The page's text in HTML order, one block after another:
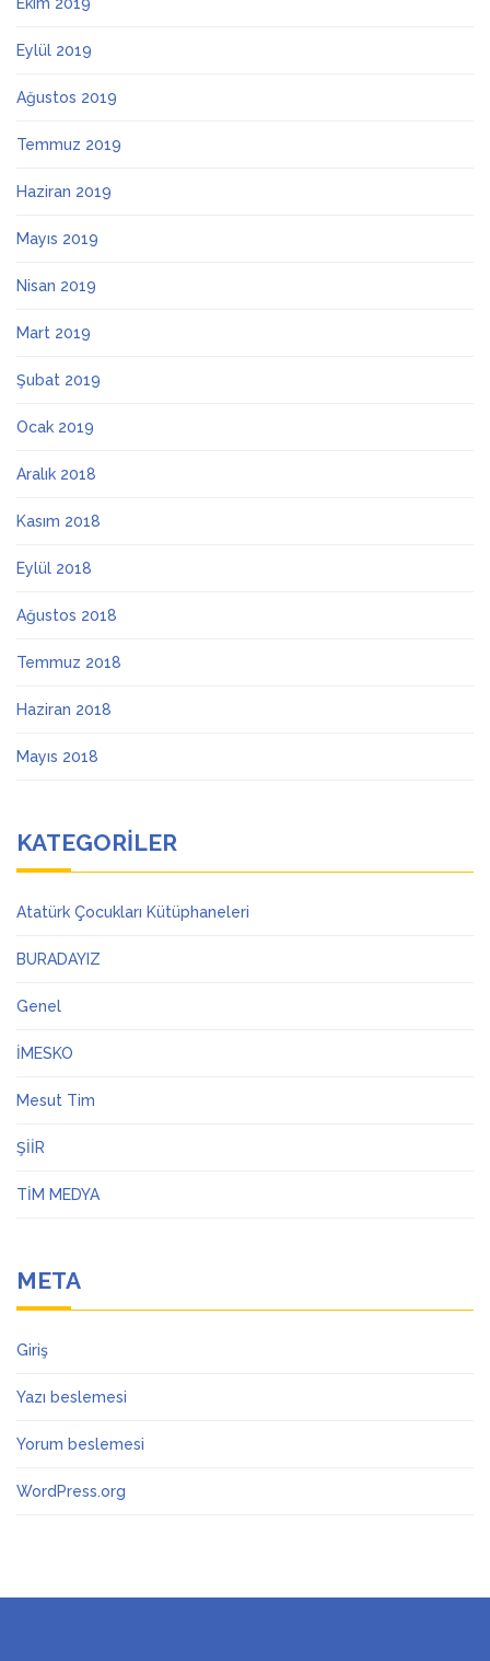
Eylül 2019
Ağustos 2019
Temmuz 2019
Haziran 2019
Mayıs 2019
Nisan 2019
Mart 2019
Şubat 2019
Ocak 2019
Aralık 2018
Kasım 2018
Eylül 2018
Ağustos 2018
Temmuz 2018
Haziran 2018
Mayıs 2018
KATEGORILER
Atatürk Çocukları Kütüphaneleri
BURADAYIZ
Genel
İMESKO
Mesut Tim
ŞİİR
TİM MEDYA
META
Giriş
Yazı beslemesi
Yorum beslemesi
WordPress.org